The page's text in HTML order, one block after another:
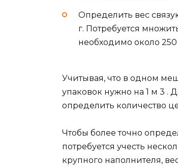
Определить вес
г. Потребуется множить
необходимо около 250
Учитывая, что в одном
упаковок нужно на 1 м 3 .
определить количество
Чтобы более точно
потребуется учесть
крупного наполнителя,